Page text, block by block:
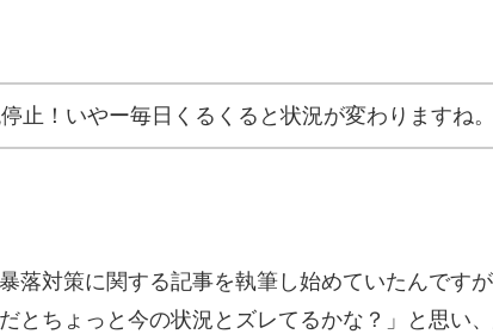
止！いやー毎日くるくると状況が変わりますね。
落対策に関する記事を執筆し始めていたんです
とちょっと今の状況とズレてるかな？」と思い